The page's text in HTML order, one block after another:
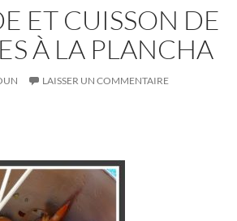
ET CUISSON DE
À LA PLANCHA
LAISSER UN COMMENTAIRE